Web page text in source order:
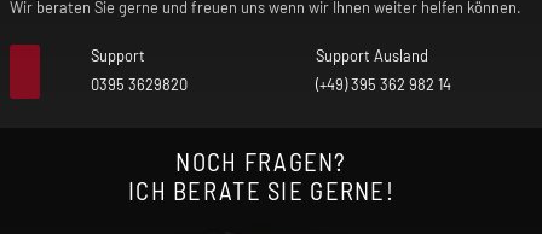
Wir beraten Sie gerne und freuen uns wenn wir Ihnen weiter helfen können.
Support
0395 3629820
Support Ausland
(+49) 395 362 982 14
NOCH FRAGEN?
ICH BERATE SIE GERNE!